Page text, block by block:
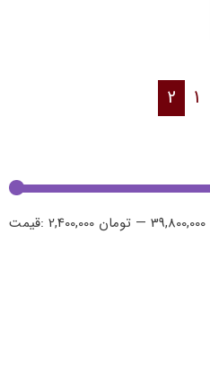
قیمت: 2,400,000 تومان —
1
2